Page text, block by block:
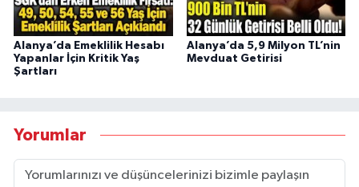
Alanya’da Emeklilik Hesabı
Yapanlar İçin Kritik Yaş
Şartları
Alanya’da 5,9 Milyon TL’nin
Mevduat Getirisi
Yorumlar